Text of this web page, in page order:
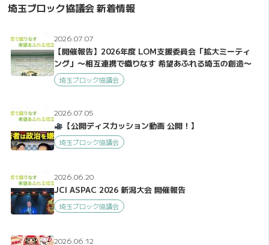
埼玉ブロック協議会 新着情報
2026.07.07
【開催報告】2026年度 LOM支援委員会「拡大ミーティ
ング」〜相互連携で織りなす 希望あふれる埼玉の創造〜
埼玉ブロック協議会
2026.07.05
【公開ディスカッション動画 公開！】
埼玉ブロック協議会
2026.06.20
JCI ASPAC 2026 新潟大会 開催報告
埼玉ブロック協議会
2026.06.12